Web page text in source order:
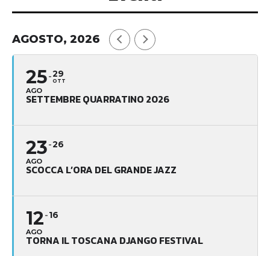
AGOSTO, 2026
25
AGO
29
OTT
SETTEMBRE QUARRATINO 2026
23
AGO
26
SCOCCA L’ORA DEL GRANDE JAZZ
12
AGO
16
TORNA IL TOSCANA DJANGO FESTIVAL